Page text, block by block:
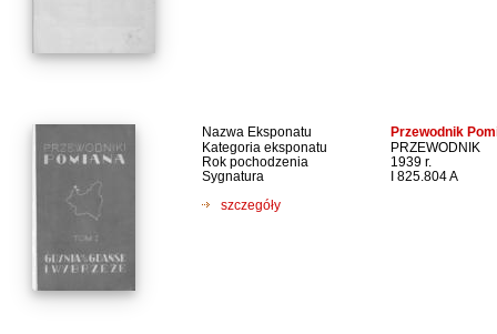
Nazwa Eksponatu Przewodnik
Kategoria eksponatu
PRZEWODNIK
Rok pochodzenia
1939 r.
Sygnatura
I 825.804 A
szczegóły